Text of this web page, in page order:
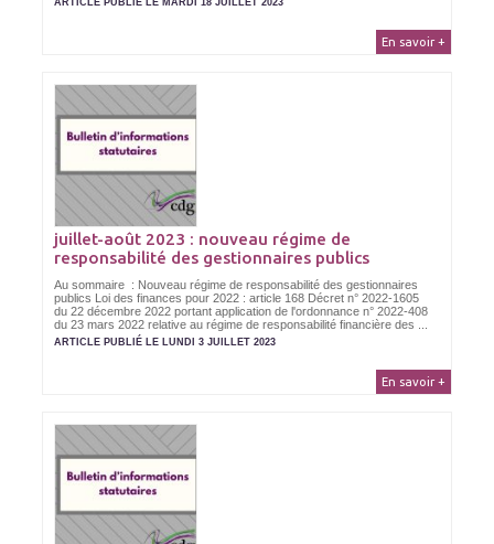
ARTICLE PUBLIÉ LE MARDI 18 JUILLET 2023
En savoir +
juillet-août 2023 : nouveau régime de
responsabilité des gestionnaires publics
Au sommaire : Nouveau régime de responsabilité des gestionnaires
publics Loi des finances pour 2022 : article 168 Décret n° 2022-1605
du 22 décembre 2022 portant application de l'ordonnance n° 2022-408
du 23 mars 2022 relative au régime de responsabilité financière des ...
ARTICLE PUBLIÉ LE LUNDI 3 JUILLET 2023
En savoir +